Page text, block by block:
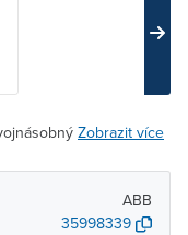
Zobrazit více
ABB
35998339